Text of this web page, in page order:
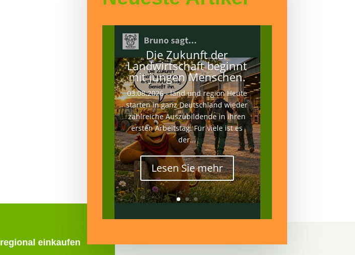
Die Zukunft der
Landwirtschaft beginnt
mit jungen Menschen.
03.08.2026 - land und region Heute
starten in ganz Deutschland wieder
zahlreiche Auszubildende in ihren
ersten Arbeitstag. Für viele ist es
der...
Lesen Sie mehr
regional einkaufen